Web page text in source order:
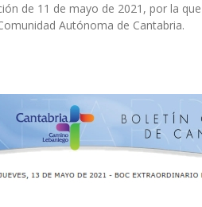
de 11 de mayo de 2021, por la
Autónoma de Cantabria.